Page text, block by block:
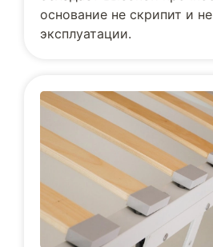
основание не скрипит и
эксплуатации.